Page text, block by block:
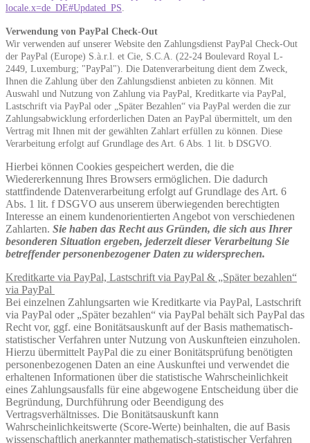
locale.x=de_DE#Updated_PS
Verwendung von PayPal Check-Out
Wir verwenden auf unserer Website den Zahlungsdienst PayPal Check-Out
der PayPal (Europe) S.à.r.l. et Cie, S.C.A. (22-24 Boulevard Royal L-
2449, Luxemburg; "PayPal"). Die Datenverarbeitung dient dem Zweck,
Ihnen die Zahlung über den Zahlungsdienst anbieten zu können. Mit
Auswahl und Nutzung von Zahlung via PayPal, Kreditkarte via PayPal,
Lastschrift via PayPal oder „Später Bezahlen“ via PayPal werden die zur
Zahlungsabwicklung erforderlichen Daten an PayPal übermittelt, um den
Vertrag mit Ihnen mit der gewählten Zahlart erfüllen zu können. Diese
Verarbeitung erfolgt auf Grundlage des Art. 6 Abs. 1 lit. b DSGVO.
Hierbei können Cookies gespeichert werden, die die
Wiedererkennung Ihres Browsers ermöglichen. Die dadurch
stattfindende Datenverarbeitung erfolgt auf Grundlage des Art. 6
Abs. 1 lit. f DSGVO aus unserem überwiegenden berechtigten
Interesse an einem kundenorientierten Angebot von verschiedenen
Zahlarten. Sie haben das Recht aus Gründen, die sich aus Ihrer
besonderen Situation ergeben, jederzeit dieser Verarbeitung Sie
betreffender personenbezogener Daten zu widersprechen.
Kreditkarte via PayPal, Lastschrift via PayPal & „Später bezahlen“
via PayPal
Bei einzelnen Zahlungsarten wie Kreditkarte via PayPal, Lastschrift
via PayPal oder „Später bezahlen“ via PayPal behält sich PayPal das
Recht vor, ggf. eine Bonitätsauskunft auf der Basis mathematisch-
statistischer Verfahren unter Nutzung von Auskunfteien einzuholen.
Hierzu übermittelt PayPal die zu einer Bonitätsprüfung benötigten
personenbezogenen Daten an eine Auskunftei und verwendet die
erhaltenen Informationen über die statistische Wahrscheinlichkeit
eines Zahlungsausfalls für eine abgewogene Entscheidung über die
Begründung, Durchführung oder Beendigung des
Vertragsverhältnisses. Die Bonitätsauskunft kann
Wahrscheinlichkeitswerte (Score-Werte) beinhalten, die auf Basis
wissenschaftlich anerkannter mathematisch-statistischer Verfahren